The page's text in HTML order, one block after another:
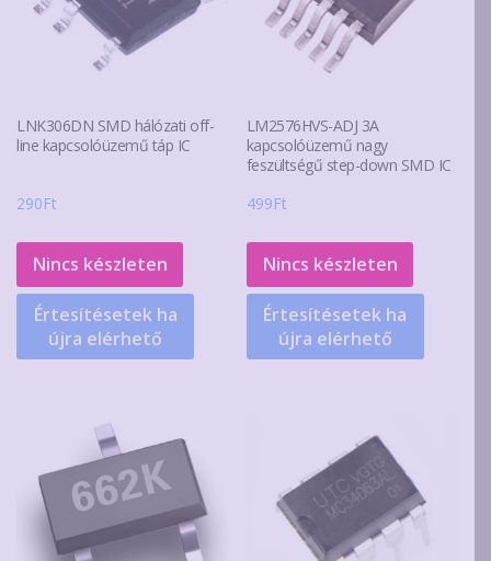
LNK306DN SMD hálózati off-
line kapcsolóüzemű táp IC
290Ft
Nincs készleten
Értesítésetek ha
újra elérhető
LM2576HVS-ADJ 3A
kapcsolóüzemű nagy
feszültségű step-down SMD IC
499Ft
Nincs készleten
Értesítésetek ha
újra elérhető